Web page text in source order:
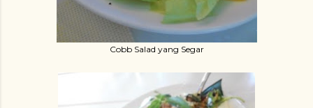
Cobb Salad yang Segar